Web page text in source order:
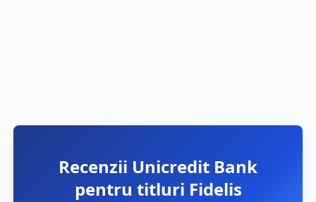
Recenzii Unicredit Bank
pentru titluri Fidelis